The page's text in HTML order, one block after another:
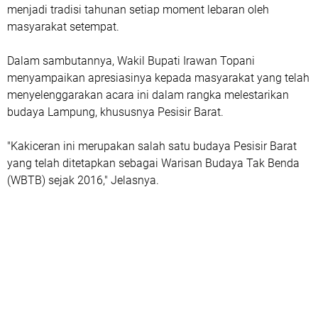
menjadi tradisi tahunan setiap moment lebaran oleh
masyarakat setempat.
Dalam sambutannya, Wakil Bupati Irawan Topani
menyampaikan apresiasinya kepada masyarakat yang telah
menyelenggarakan acara ini dalam rangka melestarikan
budaya Lampung, khususnya Pesisir Barat.
"Kakiceran ini merupakan salah satu budaya Pesisir Barat
yang telah ditetapkan sebagai Warisan Budaya Tak Benda
(WBTB) sejak 2016," Jelasnya.